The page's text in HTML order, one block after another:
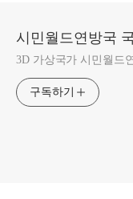
시민월드연방국
3D 가상국가 시민월드
구독하기